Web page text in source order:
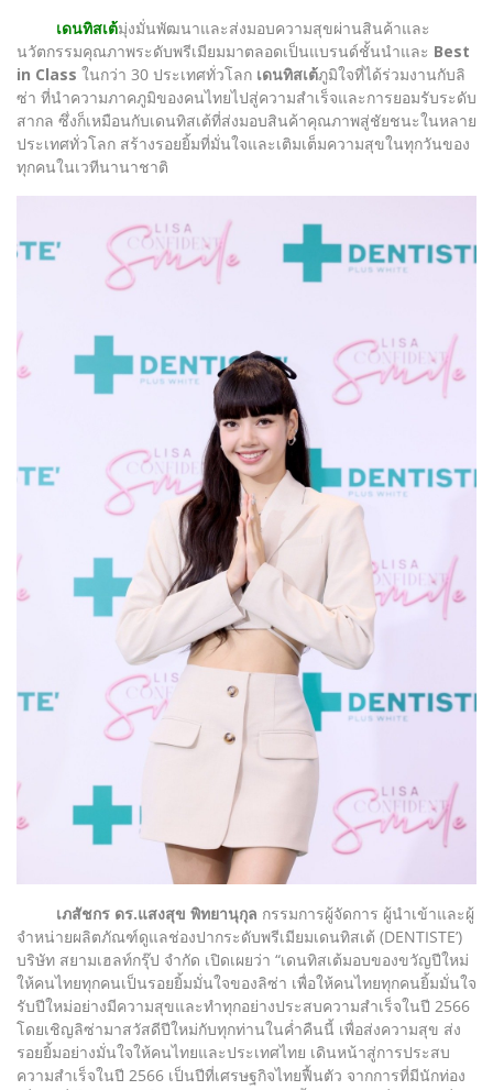
เดนทิสเต้มุ่งมั่นพัฒนาและส่งมอบความสุขผ่านสินค้าและ
นวัตกรรมคุณภาพระดับพรีเมียมมาตลอดเป็นแบรนด์ชั้นนำและ Best
in Class ในกว่า 30 ประเทศทั่วโลก เดนทิสเต้ภูมิใจที่ได้ร่วมงานกับลิ
ซ่า ที่นำความภาคภูมิของคนไทยไปสู่ความสำเร็จและการยอมรับระดับ
สากล ซึ่งก็เหมือนกับเดนทิสเต้ที่ส่งมอบสินค้าคุณภาพสู่ชัยชนะในหลาย
ประเทศทั่วโลก สร้างรอยยิ้มที่มั่นใจและเติมเต็มความสุขในทุกวันของ
ทุกคนในเวทีนานาชาติ
เภสัชกร ดร.แสงสุข พิทยานุกุล กรรมการผู้จัดการ ผู้นำเข้าและผู้
จำหน่ายผลิตภัณฑ์ดูแลช่องปากระดับพรีเมียมเดนทิสเต้ (DENTISTE’)
บริษัท สยามเฮลท์กรุ๊ป จำกัด เปิดเผยว่า “เดนทิสเต้มอบของขวัญปีใหม่
ให้คนไทยทุกคนเป็นรอยยิ้มมั่นใจของลิซ่า เพื่อให้คนไทยทุกคนยิ้มมั่นใจ
รับปีใหม่อย่างมีความสุขและทำทุกอย่างประสบความสำเร็จในปี 2566
โดยเชิญลิซ่ามาสวัสดีปีใหม่กับทุกท่านในค่ำคืนนี้ เพื่อส่งความสุข ส่ง
รอยยิ้มอย่างมั่นใจให้คนไทยและประเทศไทย เดินหน้าสู่การประสบ
ความสำเร็จในปี 2566 เป็นปีที่เศรษฐกิจไทยฟื้นตัว จากการที่มีนักท่อง